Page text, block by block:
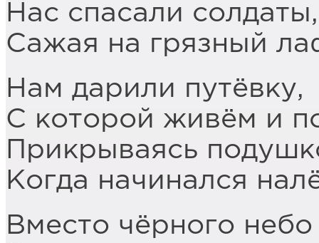
Нас спасали солдаты,
Сажая на грязный
Нам дарили путёвку,
С которой живём и
Прикрываясь
Когда начинался
Вместо чёрного небо